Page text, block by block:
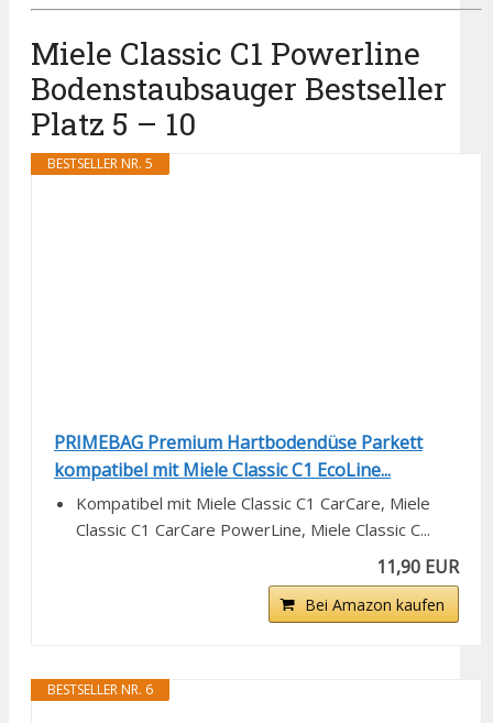
Miele Classic C1 Powerline
Bodenstaubsauger Bestseller
Platz 5 – 10
BESTSELLER NR. 5
PRIMEBAG Premium Hartbodendüse Parkett
kompatibel mit Miele Classic C1 EcoLine...
Kompatibel mit Miele Classic C1 CarCare, Miele
Classic C1 CarCare PowerLine, Miele Classic C...
11,90 EUR
Bei Amazon kaufen
BESTSELLER NR. 6